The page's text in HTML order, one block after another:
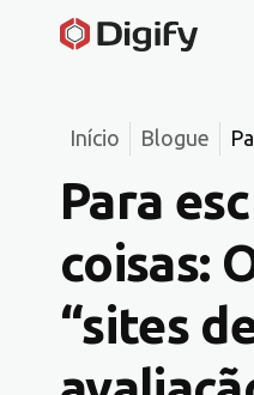
Início Blogue
Para
coisas:
“sites